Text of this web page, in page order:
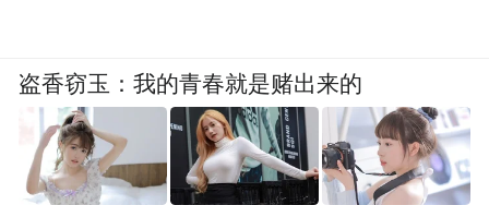
盗香窃玉：我的青春就是赌出来的